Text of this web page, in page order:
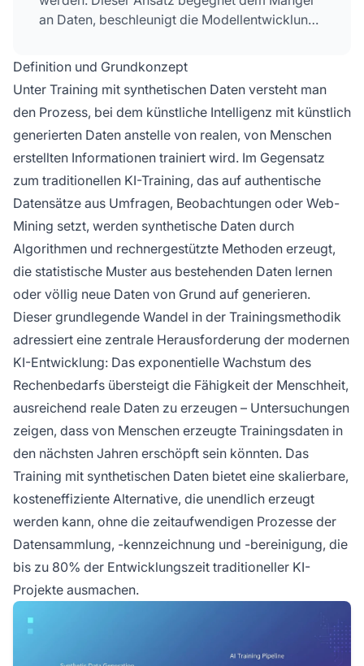
an Daten, beschleunigt die Modellentwicklung
Herausforderungen wie Modellkollaps und
Halluzinationen mit sich, die sorgfältiges
Management und Validierung erfordern.
Definition und Grundkonzept
Unter Training mit synthetischen Daten versteht man
den Prozess, bei dem künstliche Intelligenz mit künstlich
generierten Daten anstelle von realen, von Menschen
erstellten Informationen trainiert wird. Im Gegensatz
zum traditionellen KI-Training, das auf authentische
Datensätze aus Umfragen, Beobachtungen oder Web-
Mining setzt, werden synthetische Daten durch
Algorithmen und rechnergestützte Methoden erzeugt,
die statistische Muster aus bestehenden Daten lernen
oder völlig neue Daten von Grund auf generieren.
Dieser grundlegende Wandel in der Trainingsmethodik
adressiert eine zentrale Herausforderung der modernen
KI-Entwicklung: Das exponentielle Wachstum des
Rechenbedarfs übersteigt die Fähigkeit der Menschheit,
ausreichend reale Daten zu erzeugen – Untersuchungen
zeigen, dass von Menschen erzeugte Trainingsdaten in
den nächsten Jahren erschöpft sein könnten. Das
Training mit synthetischen Daten bietet eine skalierbare,
kosteneffiziente Alternative, die unendlich erzeugt
werden kann, ohne die zeitaufwendigen Prozesse der
Datensammlung, -kennzeichnung und -bereinigung, die
bis zu 80% der Entwicklungszeit traditioneller KI-
Projekte ausmachen.